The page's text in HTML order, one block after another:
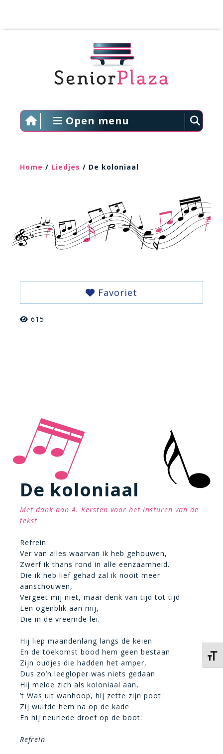
Open menu
Home / Liedjes / De koloniaal
Favoriet
615
De koloniaal
Met dank aan A. Kersten voor het insturen van de
tekst
Refrein:
Ver van alles waarvan ik heb gehouwen,
Zwerf ik thans rond in alle eenzaamheid.
Die ik heb lief gehad zal ik nooit meer
aanschouwen,
Vergeet mij niet, maar denk van tijd tot tijd
Een ogenblik aan mij,
Die in de vreemde lei.
Hij liep maandenlang langs de keien
En de toekomst bood hem geen bestaan.
Zijn oudjes die hadden het amper,
Dus zo’n leegloper was niets gedaan.
Hij melde zich als koloniaal aan,
’t Was uit wanhoop, hij zette zijn poot.
Zij wuifde hem na op de kade
En hij neuriede droef op de boot:
Refrein